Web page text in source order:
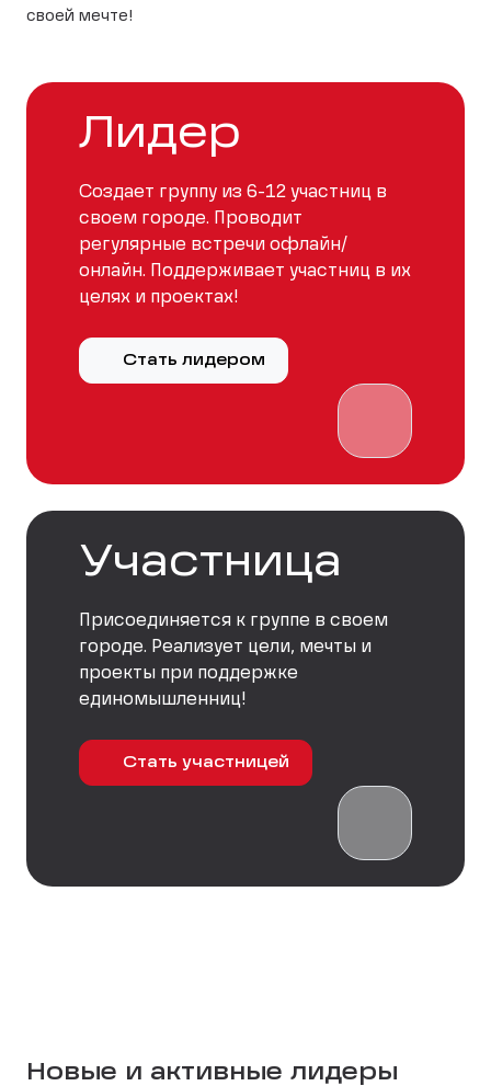
своей мечте!
Лидер
Создает группу из 6-12 участниц в
своем городе. Проводит
регулярные встречи офлайн/
онлайн. Поддерживает участниц в их
целях и проектах!
Стать лидером
Участница
Присоединяется к группе в своем
городе. Реализует цели, мечты и
проекты при поддержке
единомышленниц!
Стать участницей
Новые и активные лидеры